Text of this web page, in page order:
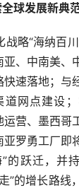
球发展新典
略“海纳百
、中南美、
速落地；与
网点建设
营、墨西哥
罗勇工厂即
的跃迁，并
”的增长路线